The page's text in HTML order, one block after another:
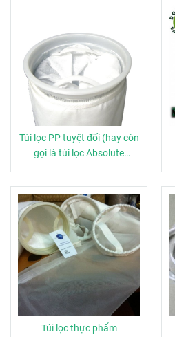
Túi lọc PP tuyệt đối (hay còn
gọi là túi lọc Absolute
Polypropylene)
Túi lọc thực phẩm